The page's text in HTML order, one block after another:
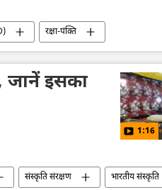
रक्षा-पंक्ति
यूक्रेन सशस्त्र बल हथियारों की आपूर्ति
जानें इसका
1:16
संस्कृति संरक्षण
भारतीय संस्कृति